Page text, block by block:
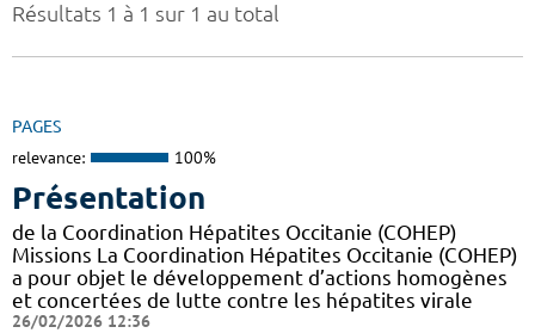
Résultats 1 à 1 sur 1 au total
PAGES
relevance: 100%
Présentation
de la Coordination Hépatites Occitanie (COHEP)
Missions La Coordination Hépatites Occitanie (COHEP)
a pour objet le développement d’actions homogènes
et concertées de lutte contre les hépatites virale
26/02/2026 12:36